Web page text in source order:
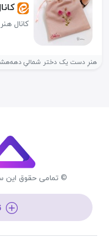
کانال
هنرِ دست یک دختر شمالیِ دهه‌هشتادی✋🏻🪡 ؛ آغشته به شعر و
© تمامی حقوق این